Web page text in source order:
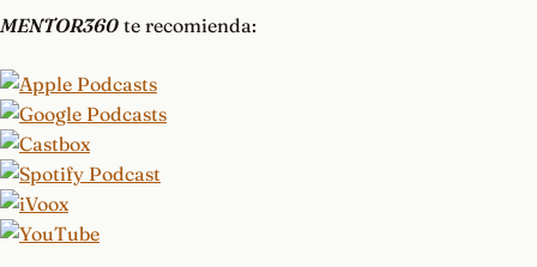
MENTOR360 te recomienda: